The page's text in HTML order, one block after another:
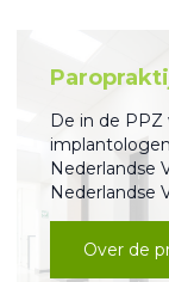
De in de
Nederlandse
Nederlandse
Over de